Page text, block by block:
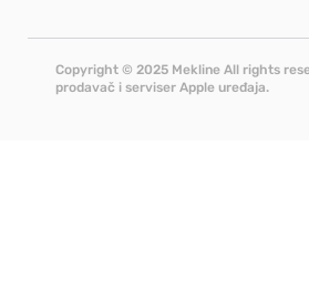
Copyright © 2025 Mekline All rights
prodavač i serviser Apple uređaja.